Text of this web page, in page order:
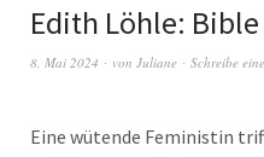
Edith Löhle: Bible
8. Mai 2024 von Juliane Schreibe
Eine wütende Feministin